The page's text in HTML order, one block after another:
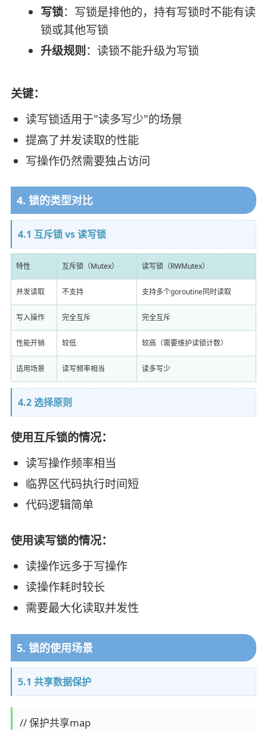
写锁：写锁是排他的，持有写锁时不能有读
锁或其他写锁
升级规则：读锁不能升级为写锁
关键：
读写锁适用于"读多写少"的场景
提高了并发读取的性能
写操作仍然需要独占访问
4. 锁的类型对比
4.1 互斥锁 vs 读写锁
特性 互斥锁（Mutex） 读写锁（RWMutex）
并发读取 不支持 支持多个goroutine同时读取
写入操作 完全互斥 完全互斥
性能开销 较低 较高（需要维护读锁计数）
适用场景 读写频率相当 读多写少
4.2 选择原则
使用互斥锁的情况：
读写操作频率相当
临界区代码执行时间短
代码逻辑简单
使用读写锁的情况：
读操作远多于写操作
读操作耗时较长
需要最大化读取并发性
5. 锁的使用场景
5.1 共享数据保护
// 保护共享map